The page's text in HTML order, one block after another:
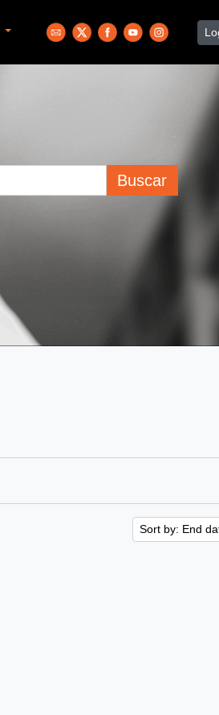
Buscar
Sort by: End